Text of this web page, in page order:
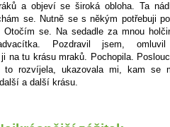
a objeví se široká obloha. Ta
se. Nutně se s někým potřebuji
se. Na sedadle za mnou
Pozdravil jsem,
na tu krásu mraků. Pochopila.
rozvíjela, ukazovala mi, kam se
a další krásu.